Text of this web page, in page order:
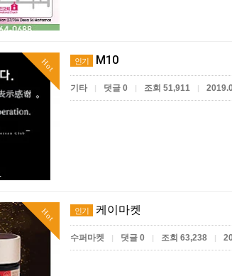
Hot 인기 M10
기타 | 댓글 0 | 조회 51,911 |
Hot 인기 케이마켓
수퍼마켓 | 댓글 0 | 조회 63,238 |